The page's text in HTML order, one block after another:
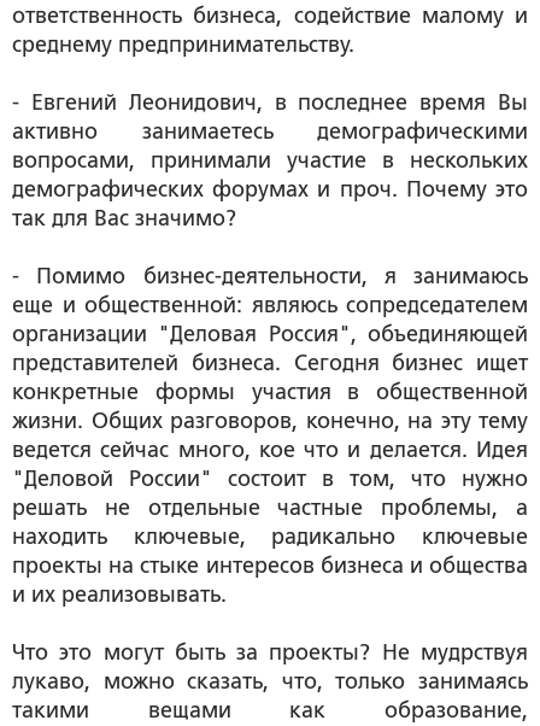
ответственность бизнеса, содействие малому и
среднему предпринимательству.
- Евгений Леонидович, в последнее время Вы
активно занимаетесь демографическими
вопросами, принимали участие в нескольких
демографических форумах и проч. Почему это
так для Вас значимо?
- Помимо бизнес-деятельности, я занимаюсь
еще и общественной: являюсь сопредседателем
организации "Деловая Россия", объединяющей
представителей бизнеса. Сегодня бизнес ищет
конкретные формы участия в общественной
жизни. Общих разговоров, конечно, на эту тему
ведется сейчас много, кое что и делается. Идея
"Деловой России" состоит в том, что нужно
решать не отдельные частные проблемы, а
находить ключевые, радикально ключевые
проекты на стыке интересов бизнеса и общества
и их реализовывать.
Что это могут быть за проекты? Не мудрствуя
лукаво, можно сказать, что, только занимаясь
такими вещами как образование,